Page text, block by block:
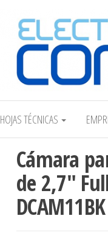
HOJAS TÉCNICAS
Cámara
de 2,7″
DCAM11BK